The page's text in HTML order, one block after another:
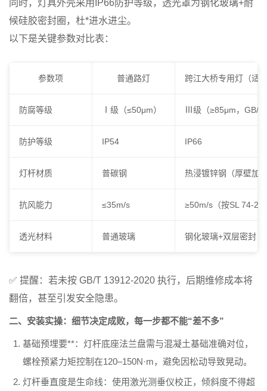
同时，灯具外壳采用IP66防护等级，透光罩为钢化玻璃+耐
候硅胶密封圈，杜*进水进尘。
以下是关键参数对比表：
参数项 普通路灯 跨江大桥专用灯（适
防腐等级 Ⅰ级（≤50μm） Ⅲ级（≥85μm，GB/
防护等级 IP54 IP66
灯杆材质 普碳钢 热浸镀锌钢（厚壁加
抗风能力 ≤35m/s ≥50m/s（按SL 74-
透光材料 普通玻璃 钢化玻璃+双层密封
✅ 提醒：若未按 GB/T 13912-2020 执行，后期维修成本将
翻倍，甚至引发安全隐患。
二、安装实操：细节决定成败，每一步都不能“差不多”
基础预埋要**：灯杆底座法兰盘需与混凝土基础准确对位，
螺栓预紧力矩控制在120–150N·m，避免因松动导致晃动。
灯杆垂直度是生命线：使用激光测垂仪校正，倾斜度不得超